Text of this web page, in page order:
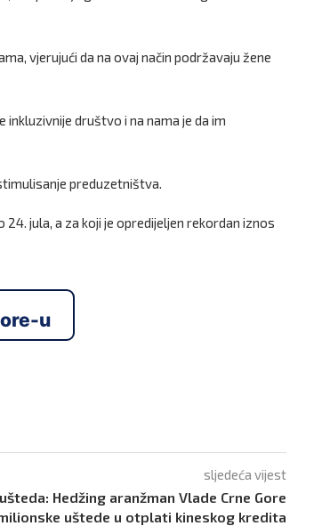
vjerujući da na ovaj način podržavaju žene
inkluzivnije društvo i na nama je da im
preduzetništva.
jula, a za koji je opredijeljen rekordan iznos
u
sljedeća vijest
Hedžing aranžman Vlade Crne Gore
uštede u otplati kineskog kredita